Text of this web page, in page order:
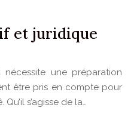
et juridique
une préparation
être pris en compte pour
s’agisse de la…